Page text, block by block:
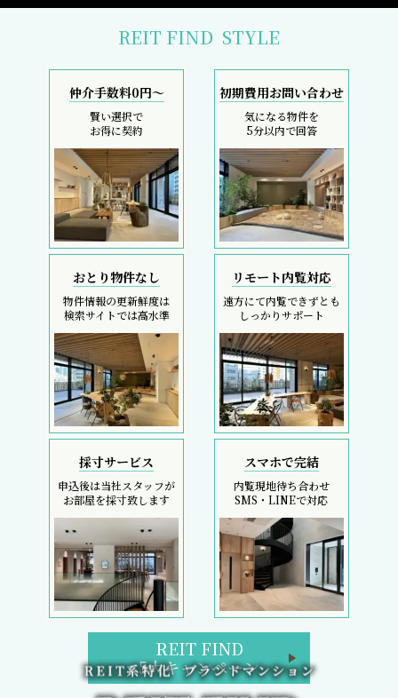
REIT FIND STYLE
仲介手数料0円～
賢い選択で
お得に契約
初期費用お問い合わせ
気になる物件を
5分以内で回答
おとり物件なし
物件情報の更新鮮度は
検索サイトでは高水準
リモート内覧対応
遠方にて内覧できずとも
しっかりサポート
採寸サービス
申込後は当社スタッフが
お部屋を採寸致します
スマホで完結
内覧現地待ち合わせ
SMS・LINEで対応
REIT FIND
5大キャンペーン